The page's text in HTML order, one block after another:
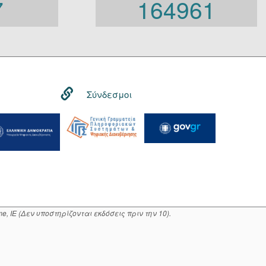
Γενική Κυβέρνηση
Γενική Γραμματεία
164961
Σύνδεσμοι
IE (Δεν υποστηρίζονται εκδόσεις πριν την 10).